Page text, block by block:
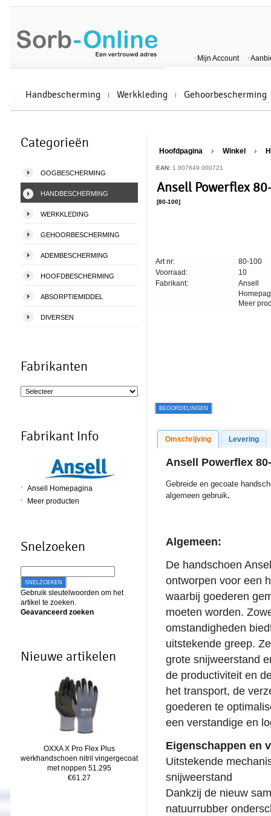
Mijn Account
Handbescherming Werkkleding Gehoorbescherming
Categorieën
OOGBESCHERMING
HANDBESCHERMING
WERKKLEDING
GEHOORBESCHERMING
ADEMBESCHERMING
HOOFDBESCHERMING
ABSORPTIEMIDDEL
DIVERSEN
Fabrikanten
Fabrikant Info
Ansell Homepagina
Meer producten
Snelzoeken
SNELZOEKEN
Gebruik sleutelwoorden om het
artikel te zoeken.
Geavanceerd zoeken
Nieuwe artikelen
OXXA X Pro Flex Plus
werkhandschoen nitril vingergecoat
met noppen 51.295
€61.27
Hoofdpagina Winkel
EAN: 1 007649 000721
Ansell Powerflex
[80-100]
Art nr:
Voorraad:
Fabrikant:
80-100
10
Ansell
Meer
BEOORDELINGEN
Omschrijving Levering
Ansell Powerflex
Gebreide en gecoate
algemeen gebruik.
Algemeen:
De handschoen
ontworpen voor een
waarbij goederen
moeten worden.
omstandigheden
uitstekende greep.
grote snijweerstand
de productiviteit en
het transport, de
goederen te
een verstandige en
Eigenschappen en
Uitstekende
snijweerstand
Dankzij de nieuw
natuurrubber